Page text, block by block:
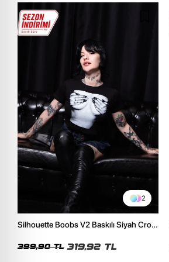
2
Silhouette Boobs V2 Baskılı Siyah Crop
399,90 TL 319,92 TL